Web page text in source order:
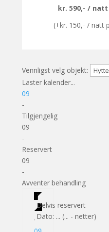
kr. 590,- /
(+kr. 150,- / natt
Vennligst velg objekt:
Laster kalender...
09
-
Tilgjengelig
09
-
Reservert
09
-
Avventer behandling
·
-
Delvis reservert
Dato: ... (... - netter)